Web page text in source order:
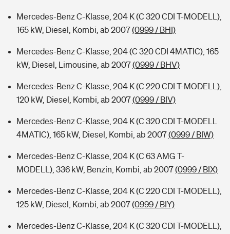
Mercedes-Benz C-Klasse, 204 K (C 320 CDI T-MODELL),
165 kW, Diesel, Kombi, ab 2007(0999 / BHI)
Mercedes-Benz C-Klasse, 204 (C 320 CDI 4MATIC), 165
kW, Diesel, Limousine, ab 2007(0999 / BHV)
Mercedes-Benz C-Klasse, 204 K (C 220 CDI T-MODELL),
120 kW, Diesel, Kombi, ab 2007(0999 / BIV)
Mercedes-Benz C-Klasse, 204 K (C 320 CDI T-MODELL
4MATIC), 165 kW, Diesel, Kombi, ab 2007(0999 / BIW)
Mercedes-Benz C-Klasse, 204 K (C 63 AMG T-
MODELL), 336 kW, Benzin, Kombi, ab 2007(0999 / BIX)
Mercedes-Benz C-Klasse, 204 K (C 220 CDI T-MODELL),
125 kW, Diesel, Kombi, ab 2007(0999 / BIY)
Mercedes-Benz C-Klasse, 204 K (C 320 CDI T-MODELL),